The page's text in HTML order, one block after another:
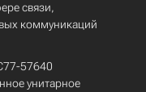
связи,
коммуникаций
57640
унитарное